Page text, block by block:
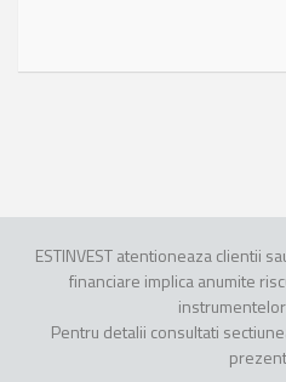
ESTINVEST atentioneaza clientii
financiare implica anumite
Pentru detalii consultati